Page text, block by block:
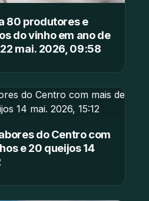
80 produtores e
do vinho em ano de
mai. 2026, 09:58
do Centro com
e 20 queijos 14